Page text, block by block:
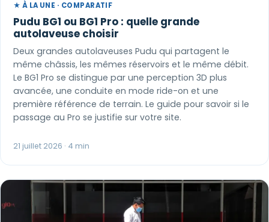
★ À LA UNE · COMPARATIF
Pudu BG1 ou BG1 Pro : quelle grande
autolaveuse choisir
Deux grandes autolaveuses Pudu qui partagent le
même châssis, les mêmes réservoirs et le même débit.
Le BG1 Pro se distingue par une perception 3D plus
avancée, une conduite en mode ride-on et une
première référence de terrain. Le guide pour savoir si le
passage au Pro se justifie sur votre site.
21 juillet 2026 · 4 min